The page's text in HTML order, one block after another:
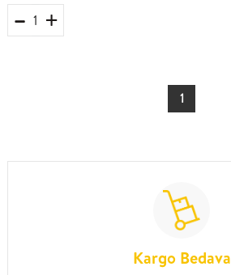
1
Kargo Bedava